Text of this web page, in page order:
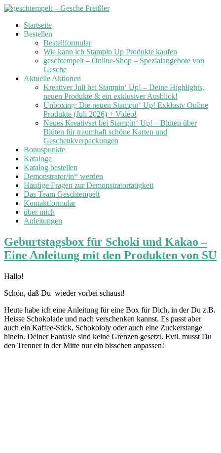
Skip
Startseite
Bestellen
Bestellformular
Wie kann ich Stampin Up Produkte kaufen
geschtempelt – Online-Shop – Spezialangebote von
Gesche
Aktuelle Aktionen
Kreativer Juli bei Stampin‘ Up! – Deine Highlights,
neuen Produkte & ein exklusiver Ausblick!
Unboxing: Die neuen Stampin‘ Up! Exklusiv Online
Produkte (Juli 2026) + Video!
Neues Kreativset bei Stampin‘ Up! – Blüten über
Blüten für traumhaft schöne Karten und
Geschenkverpackungen
Bonuspunkte
Kataloge
Katalog bestellen
Demonstrator/in* werden
Häufige Fragen zur Demonstratortätigkeit
Das Team Geschtempelt
Kontaktformular
über mich
Anleitungen
Geburtstagsbox für Schoki und Kakao –
Eine Anleitung mit den Produkten von SU
Hallo!
Schön, daß Du wieder vorbei schaust!
Heute habe ich eine Anleitung für eine Box für Dich, in der Du z.B.
Heisse Schokolade und nach verschenken kannst. Es passt aber
auch ein Kaffee-Stick, Schokololy oder auch eine Zuckerstange
hinein. Deiner Fantasie sind keine Grenzen gesetzt. Evtl. musst Du
den Trenner in der Mitte nur ein bisschen anpassen!